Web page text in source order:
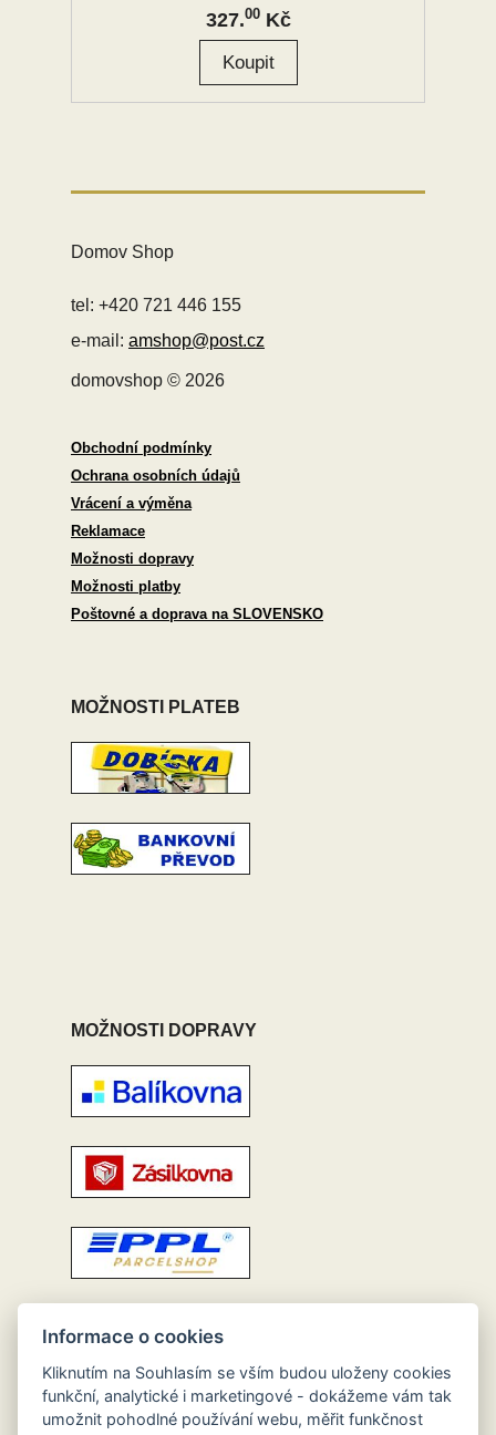
327.00Kč
Domov Shop
tel: +420 721 446 155
e-mail: amshop@post.cz
domovshop © 2026
Obchodní podmínky
Ochrana osobních údajů
Vrácení a výměna
Reklamace
Možnosti dopravy
Možnosti platby
Poštovné a doprava na SLOVENSKO
MOŽNOSTI PLATEB
MOŽNOSTI DOPRAVY
Informace o cookies
Kliknutím na Souhlasím se vším budou uloženy cookies
funkční, analytické i marketingové - dokážeme vám tak
umožnit pohodlné používání webu, měřit funkčnost